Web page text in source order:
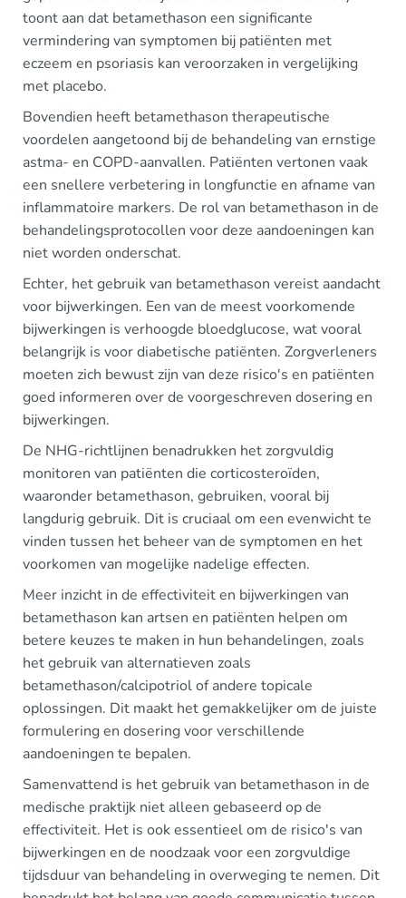
toont aan dat betamethason een significante
vermindering van symptomen bij patiënten met
eczeem en psoriasis kan veroorzaken in vergelijking
met placebo.
Bovendien heeft betamethason therapeutische
voordelen aangetoond bij de behandeling van ernstige
astma- en COPD-aanvallen. Patiënten vertonen vaak
een snellere verbetering in longfunctie en afname van
inflammatoire markers. De rol van betamethason in de
behandelingsprotocollen voor deze aandoeningen kan
niet worden onderschat.
Echter, het gebruik van betamethason vereist aandacht
voor bijwerkingen. Een van de meest voorkomende
bijwerkingen is verhoogde bloedglucose, wat vooral
belangrijk is voor diabetische patiënten. Zorgverleners
moeten zich bewust zijn van deze risico's en patiënten
goed informeren over de voorgeschreven dosering en
bijwerkingen.
De NHG-richtlijnen benadrukken het zorgvuldig
monitoren van patiënten die corticosteroïden,
waaronder betamethason, gebruiken, vooral bij
langdurig gebruik. Dit is cruciaal om een evenwicht te
vinden tussen het beheer van de symptomen en het
voorkomen van mogelijke nadelige effecten.
Meer inzicht in de effectiviteit en bijwerkingen van
betamethason kan artsen en patiënten helpen om
betere keuzes te maken in hun behandelingen, zoals
het gebruik van alternatieven zoals
betamethason/calcipotriol of andere topicale
oplossingen. Dit maakt het gemakkelijker om de juiste
formulering en dosering voor verschillende
aandoeningen te bepalen.
Samenvattend is het gebruik van betamethason in de
medische praktijk niet alleen gebaseerd op de
effectiviteit. Het is ook essentieel om de risico's van
bijwerkingen en de noodzaak voor een zorgvuldige
tijdsduur van behandeling in overweging te nemen. Dit